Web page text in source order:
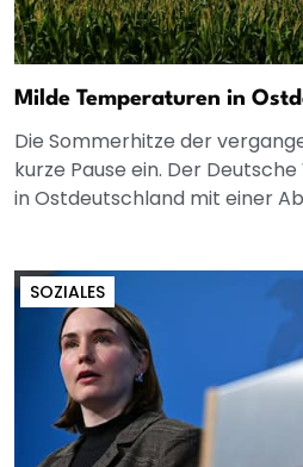
Milde Temperaturen in
Die Sommerhitze der
kurze Pause ein. Der
in Ostdeutschland mit einer
SOZIALES